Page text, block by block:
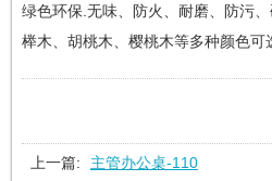
绿色环保.无味、防火、耐磨、防污、
榉木、胡桃木、樱桃木等多种颜色可
上一篇: 主管办公桌-110